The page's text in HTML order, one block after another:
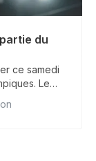
du
ce samedi
Le
en
sur Isaïa